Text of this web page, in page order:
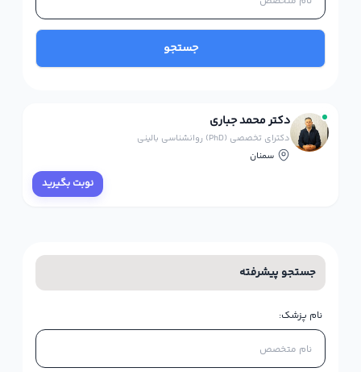
جستجو
دکتر محمد جباری
دکترای تخصصی (PhD) روانشناسی بالینی
سمنان
نوبت بگیرید
جستجو پیشرفته
نام پزشک: